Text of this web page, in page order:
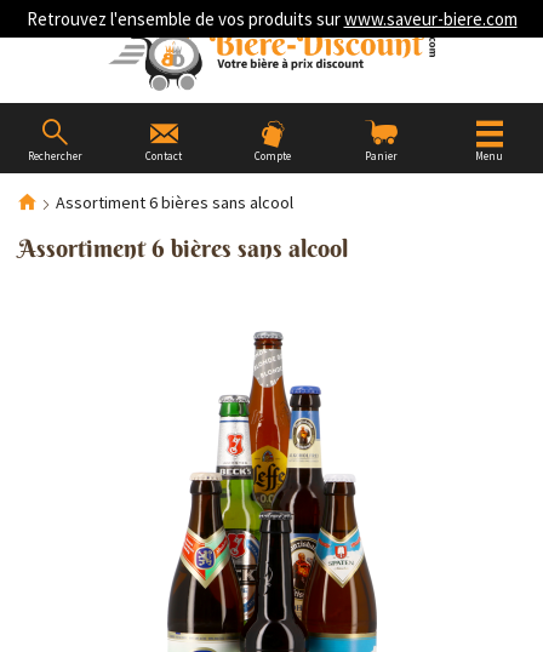
Retrouvez l'ensemble de vos produits surwww.saveur-biere.com
Rechercher Contact Compte Panier Menu
Assortiment 6 bières sans alcool
Assortiment 6 bières sans alcool